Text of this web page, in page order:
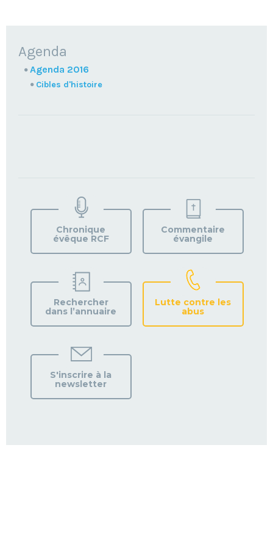
NAVIGATION
Agenda
Agenda 2016
Cibles d'histoire
VOTRE
PAROISSE
Chronique
évêque RCF
Commentaire
évangile
Rechercher
dans l’annuaire
Lutte contre les
abus
S'inscrire à la
newsletter